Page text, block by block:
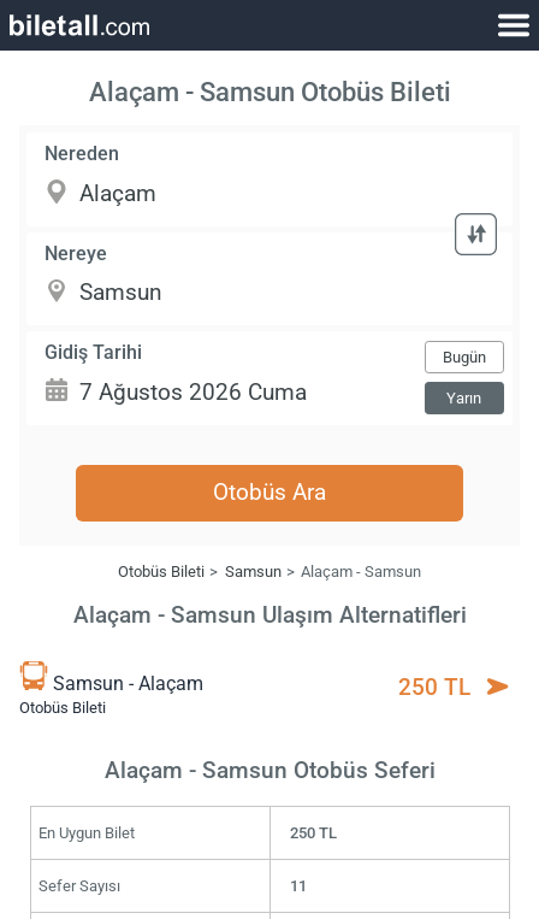
Alaçam - Samsun Otobüs Bileti
Nereden
Nereye
Gidiş Tarihi Bugün
Yarın
Otobüs Ara
Otobüs Bileti Samsun Alaçam - Samsun
Alaçam - Samsun Ulaşım Alternatifleri
Samsun - Alaçam
Otobüs Bileti
250 TL
Alaçam - Samsun Otobüs Seferi
En Uygun Bilet 250 TL
Sefer Sayısı 11